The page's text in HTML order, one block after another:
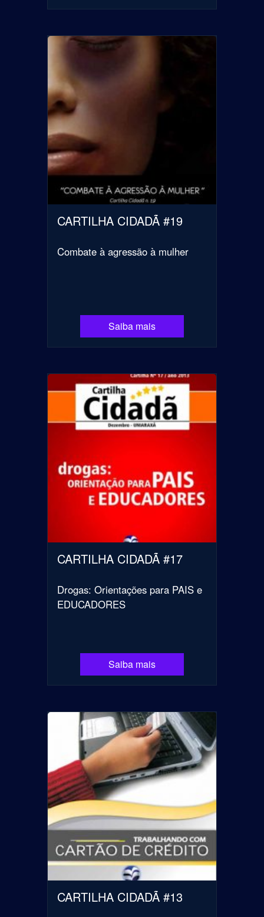
CARTILHA CIDADÃ #19
Combate à agressão à mulher
Saiba mais
CARTILHA CIDADÃ #17
Drogas: Orientações para PAIS e
EDUCADORES
Saiba mais
CARTILHA CIDADÃ #13